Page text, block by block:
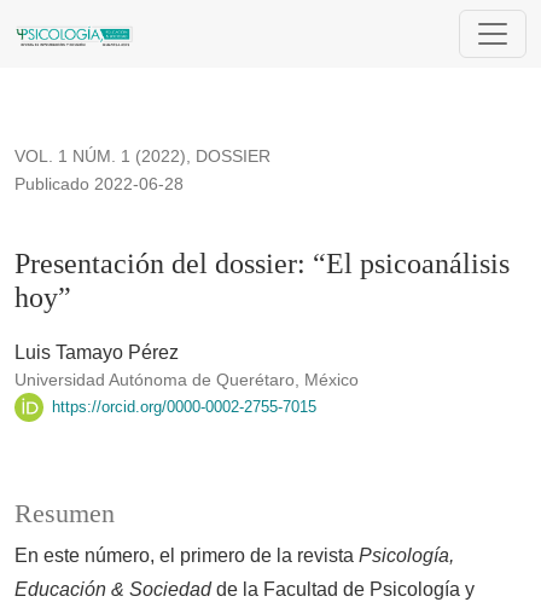
VOL. 1 NÚM. 1 (2022), DOSSIER
Presentación del dossier: “El psicoanálisis
hoy”
Publicado 2022-06-28
Luis Tamayo Pérez
Universidad Autónoma de Querétaro, México
https://orcid.org/0000-0002-2755-7015
Resumen
En este número, el primero de la revista Psicología,
Educación & Sociedadde la Facultad de Psicología y